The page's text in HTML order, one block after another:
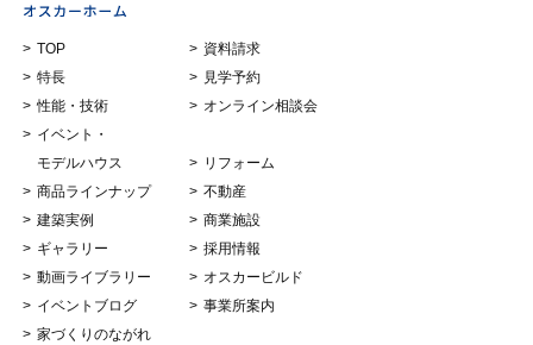
TOP
特長
性能・技術
イベント・
モデルハウス
商品ラインナップ
建築実例
ギャラリー
動画ライブラリー
イベントブログ
家づくりのながれ
資料請求
見学予約
オンライン相談会
リフォーム
不動産
商業施設
採用情報
オスカービルド
事業所案内